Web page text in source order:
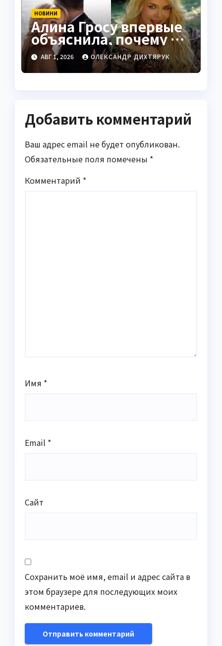
НОВИНИ
Алина Гросу впервые
объяснила, почему не
показывает мужа
АВГ 1, 2026 ОЛЕКСАНДР ДИХТЯРУК
Добавить комментарий
Ваш адрес email не будет опубликован.
Обязательные поля помечены *
Комментарий *
Имя *
Email *
Сайт
Сохранить моё имя, email и адрес сайта в
этом браузере для последующих моих
комментариев.